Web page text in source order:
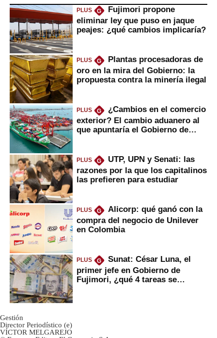
PLUS G
Fujimori propone
eliminar ley que puso en jaque
peajes: ¿qué cambios implicaría?
PLUS G
Plantas procesadoras de
oro en la mira del Gobierno: la
propuesta contra la minería ilegal
PLUS G
¿Cambios en el comercio
exterior? El cambio aduanero al
que apuntaría el Gobierno de
PLUS G
UTP, UPN y Senati: las
razones por la que los capitalinos
las prefieren para estudiar
PLUS G
Alicorp: qué ganó con la
compra del negocio de Unilever
en Colombia
PLUS G
Sunat: César Luna, el
primer jefe en Gobierno de
Fujimori, ¿qué 4 tareas se
Gestión
Director Periodístico (e)
VÍCTOR MELGAREJO